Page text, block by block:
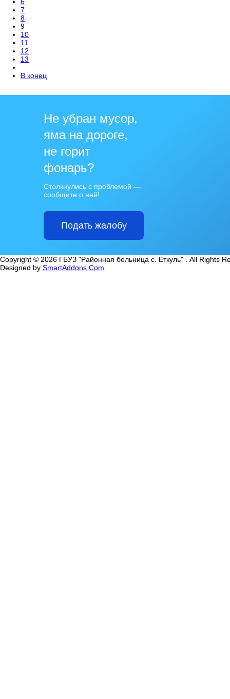
7
8
9
10
11
12
13
В конец
Не убран мусор,
яма на дороге,
не горит
фонарь?
Столкнулись с проблемой —
сообщите о ней!
Подать жалобу
Copyright © 2026 ГБУЗ "Районная больница с. Еткуль" . All Rights
Designed by SmartAddons.Com